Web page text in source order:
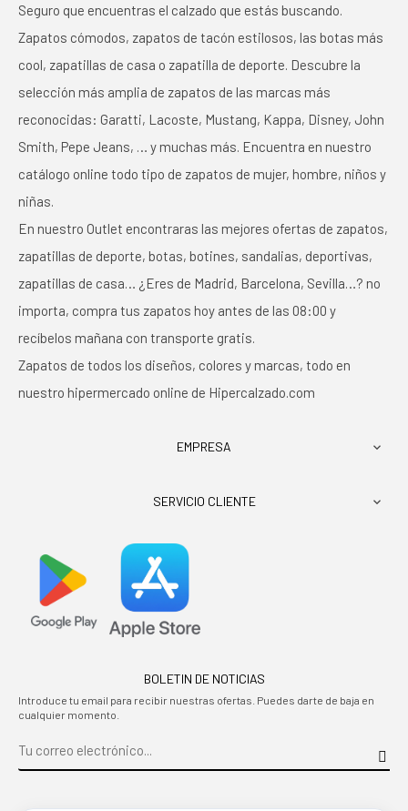
Seguro que encuentras el calzado que estás buscando.
Zapatos cómodos, zapatos de tacón estilosos, las botas más
cool, zapatillas de casa o zapatilla de deporte. Descubre la
selección más amplia de zapatos de las marcas más
reconocidas: Garatti, Lacoste, Mustang, Kappa, Disney, John
Smith, Pepe Jeans, … y muchas más. Encuentra en nuestro
catálogo online todo tipo de zapatos de mujer, hombre, niños y
niñas.
En nuestro Outlet encontraras las mejores ofertas de zapatos,
zapatillas de deporte, botas, botines, sandalias, deportivas,
zapatillas de casa… ¿Eres de Madrid, Barcelona, Sevilla…? no
importa, compra tus zapatos hoy antes de las 08:00 y
recíbelos mañana con transporte gratis.
Zapatos de todos los diseños, colores y marcas, todo en
nuestro hipermercado online de Hipercalzado.com
EMPRESA 
SERVICIO CLIENTE 
BOLETIN DE NOTICIAS
Introduce tu email para recibir nuestras ofertas. Puedes darte de baja en
cualquier momento.